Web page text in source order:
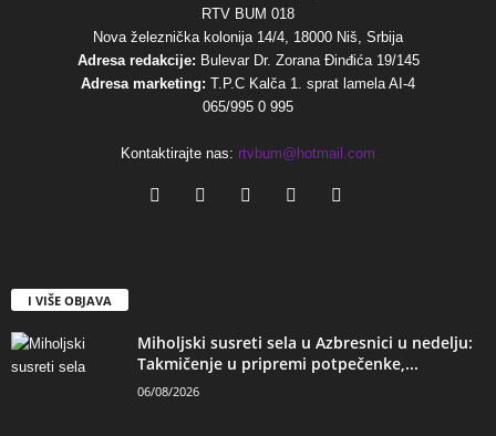
RTV BUM 018
Nova železnička kolonija 14/4, 18000 Niš, Srbija
Adresa redakcije: Bulevar Dr. Zorana Đinđića 19/145
Adresa marketing: T.P.C Kalča 1. sprat lamela AI-4
065/995 0 995
Kontaktirajte nas: rtvbum@hotmail.com
I VIŠE OBJAVA
Miholjski susreti sela u Azbresnici u nedelju:
Takmičenje u pripremi potpečenke,...
06/08/2026